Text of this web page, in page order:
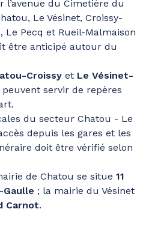
l’avenue du Cimetière du
Le Vésinet, Croissy-
Le Pecq et Rueil-Malmaison
être anticipé autour du
Croissy et Le Vésinet-
peuvent servir de repères
du secteur Chatou - Le
depuis les gares et les
doit être vérifié selon
de Chatou se situe 11
Gaulle ; la mairie du Vésinet
Carnot.